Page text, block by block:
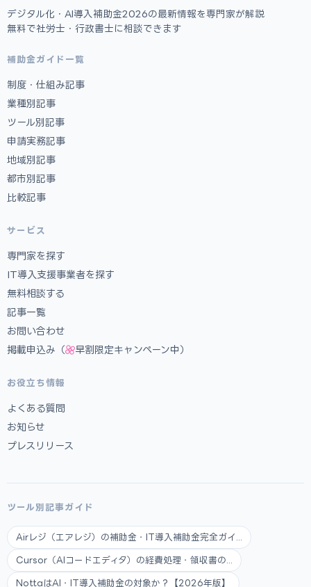
デジタル化・AI導入補助金2026の最新情報を専門家が解説
無料で社労士・行政書士に相談できます
補助金ガイド一覧
制度・仕組み記事
業種別記事
ツール別記事
申請実務記事
地域別記事
都市別記事
比較記事
サービス
専門家を探す
IT導入支援事業者を探す
無料相談する
記事一覧
お問い合わせ
掲載申込み（
早割限定キャンペーン中）
お役立ち情報
よくある質問
お知らせ
プレスリリース
ツール別記事ガイド
Airレジ（エアレジ）の補助金・IT導入補助金完全ガイ...
Cursor（AIコードエディタ）の経費処理・領収書の...
NottaはAI・IT導入補助金の対象か？【2026年版】